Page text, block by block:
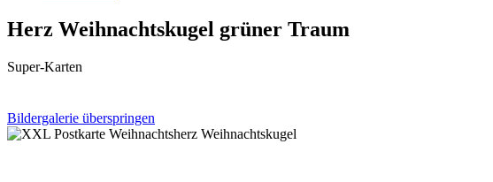
Herz Weihnachtskugel grüner Traum
Super-Karten
Bildergalerie überspringen